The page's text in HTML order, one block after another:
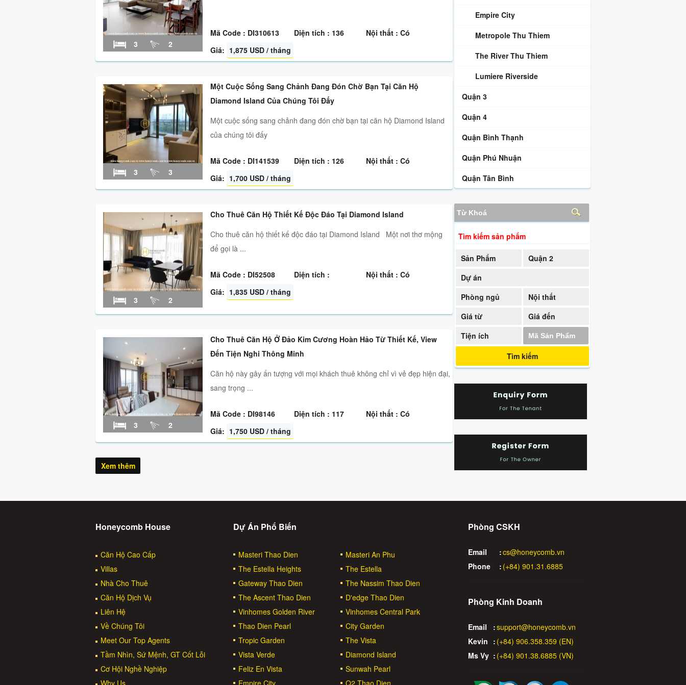
3 2
Mã Code : DI310613 Diện tích : 136
Nội thất : Có
Giá: 1,875 USD / tháng
3 3
Một Cuộc Sống Sang Chảnh Đang Đón Chờ Bạn Tại Căn Hộ
Diamond Island Của Chúng Tôi Đấy
Một cuộc sống sang chảnh đang đón chờ bạn tại căn hộ Diamond Island
của chúng tôi đấy
Mã Code : DI141539 Diện tích : 126
Nội thất : Có
Giá: 1,700 USD / tháng
3 2
Cho Thuê Căn Hộ Thiết Kế Độc Đáo Tại Diamond Island
Cho thuê căn hộ thiết kế độc đáo tại Diamond Island Một nơi thơ mộng
để gọi là ...
Mã Code : DI52508 Diện tích :
Nội thất : Có
Giá: 1,835 USD / tháng
3 2
Cho Thuê Căn Hộ Ở Đảo Kim Cương Hoàn Hảo Từ Thiết Kế, View
Đến Tiện Nghi Thông Minh
Căn hộ này gây ấn tượng với mọi khách thuê không chỉ vì vẻ đẹp hiện đại,
sang trọng ...
Mã Code : DI98146 Diện tích : 117
Nội thất : Có
Giá: 1,750 USD / tháng
Xem thêm
Empire City
Metropole Thu Thiem
The River Thu Thiem
Lumiere Riverside
Quận 3
Quận 4
Quận Bình Thạnh
Quận Phú Nhuận
Quận Tân Bình
Tìm kiếm sản phẩm
Sản Phẩm
Quận 2
Dự án
Phòng ngủ
Nội thất
Giá từ
Giá đến
Tiện ích
Honeycomb House
Căn Hộ Cao Cấp
Villas
Nhà Cho Thuê
Căn Hộ Dịch Vụ
Liên Hệ
Về Chúng Tôi
Meet Our Top Agents
Tầm Nhìn, Sứ Mệnh, GT Cốt Lỗi
Cơ Hội Nghề Nghiệp
Why Us
Dự Án Phổ Biến
Masteri Thao Dien
Masteri An Phu
The Estella Heights
The Estella
Gateway Thao Dien
The Nassim Thao Dien
The Ascent Thao Dien
D'edge Thao Dien
Vinhomes Golden River
Vinhomes Central Park
Thao Dien Pearl
City Garden
Tropic Garden
The Vista
Vista Verde
Diamond Island
Feliz En Vista
Sunwah Pearl
Empire City
Q2 Thao Dien
Phòng CSKH
Email :cs@honeycomb.vn
Phone
: (+84) 901.31.6885
Phòng Kinh Doanh
Email :support@honeycomb.vn
Kevin : (+84) 906.358.359 (EN)
Ms Vy : (+84) 901.38.6885 (VN)